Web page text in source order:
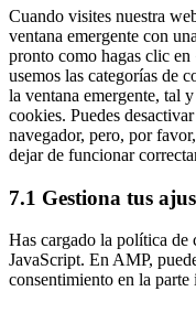
Cuando visites nuestra
ventana emergente con
pronto como hagas clic en
usemos las categorías de
la ventana emergente, tal
cookies. Puedes
navegador, pero, por
dejar de funcionar
7.1 Gestiona tus
Has cargado la política
JavaScript. En AMP,
consentimiento en la